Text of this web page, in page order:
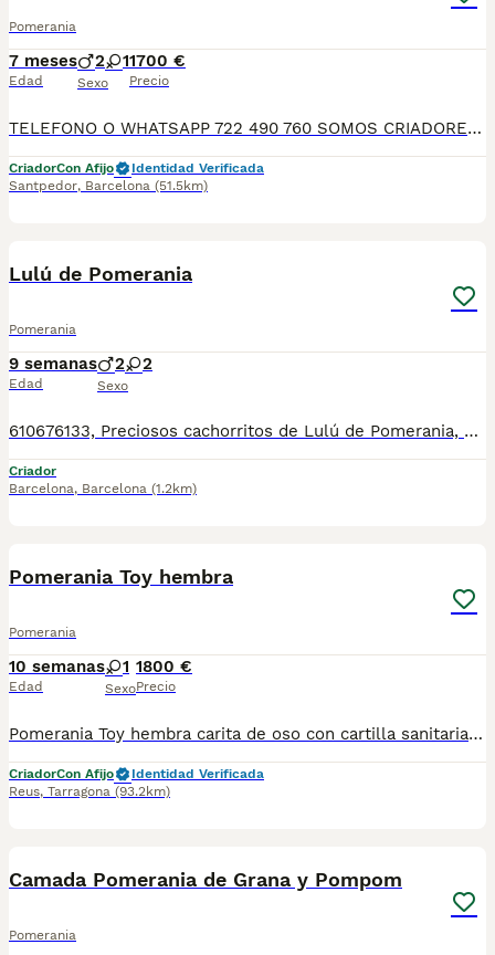
Pomerania
7 meses
Edad
2 1
Sexo
1700 €
Precio
TELEFONO O WHATSAPP 722 490 760 SOMOS CRIADORES DIRECTOS SIN INTERMEDIARIOS! MAS DE 20 AÑOS EN EL SECTOR NOS AVALAN, VALORANDO NO SOLO LA CRIA RESPONSABLE SI NO TAMBIEN LA SELECCIÓN PARA MEJORAR LA RAZA DURANTE TODOS ESTOS AÑOS. NUESTROS CACHORROS SE ENTREGAN PREVIAMENTE REVISADOS POR UN VETERINARIO PROFESIONAL Y BAJO LOS MAS ESTRICTOS CONTROLES DE SALUD, HACEMOS HINCAPIÉ EN SU SOCIABILIZACIÓN PARA SU CORRECTO DESARROLLO NEUROLOGICO! Y OS ASESORAMOS ANTES DURANTE Y DESPUES DE LA ENTREGA PARA QUE TODO SEA LO MAS AFABLE Y FACIL POSIBLE DURANTE LA ADAPTACION! NUESTROS BEBE SE ENTREGAN A PARTIR DE LOS DOS MESES CON SUS VACUNAS AL DIA, DESPARASITADOS Y CON GARANTIAS DE SALUD, MICROCHIP Y CARTILLA DE VACUNACION! SI BUSCAS UN COMPAÑERO SANO Y EQUILIBRADO ESTE ES EL LUGAR, TE ASESORAREMOS DURANTE TODO EL PROCESO NO DUDES EN CONSULTAR POR NUESTROS PEQUES AL 722 490 760
CriadorCon Afijo
Identidad Verificada
Santpedor, Barcelona (51.5km)
Lulú de Pomerania
Pomerania
9 semanas
Edad
2 2
Sexo
610676133, Preciosos cachorritos de Lulú de Pomerania, de tamaño pequeñito, varios colores disponibles, con mucha calidad de pelo, muy bien cuidados, tienen dos meses de edad, se entregan revisados por nuestro veterinario, vacunados, desparasitados, con su cartilla veterinaria, microchip y garantía sanitaria por escrito vírica y genética. Tienen un carácter excelente, muy buenos y cariñosos, ideales para compañía, se pueden ver sin compromiso. Para más información 610676133
Criador
Barcelona, Barcelona (1.2km)
Pomerania Toy hembra
Pomerania
10 semanas
Edad
1
Sexo
1800 €
Precio
Pomerania Toy hembra carita de oso con cartilla sanitaria vacuna chip desparasitación con garantía víricas y congenitas
CriadorCon Afijo
Identidad Verificada
Reus, Tarragona (93.2km)
Camada Pomerania de Grana y Pompom
Pomerania